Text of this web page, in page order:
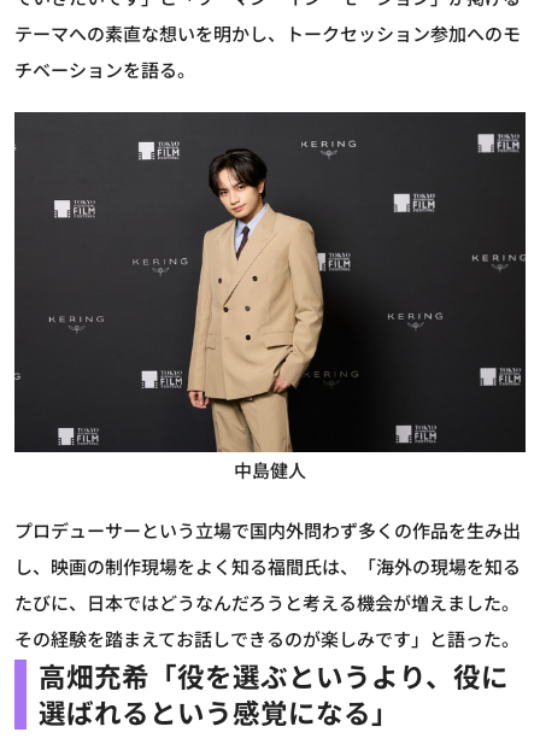
テーマへの素直な想いを明かし、トークセッション参加へのモ
チベーションを語る。
中島健人
プロデューサーという立場で国内外問わず多くの作品を生み出
し、映画の制作現場をよく知る福間氏は、「海外の現場を知る
たびに、日本ではどうなんだろうと考える機会が増えました。
その経験を踏まえてお話しできるのが楽しみです」と語った。
高畑充希「役を選ぶというより、役に
選ばれるという感覚になる」